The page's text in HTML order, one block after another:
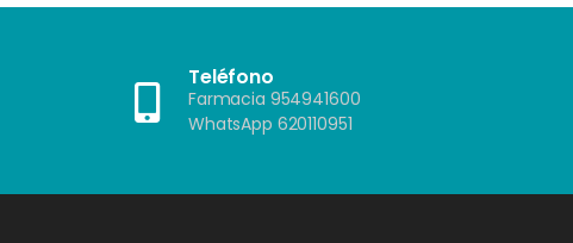
Teléfono
Farmacia 954941600
WhatsApp 620110951